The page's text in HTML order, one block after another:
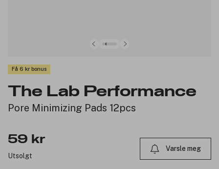
Få 6 kr bonus
The Lab Performance
Pore Minimizing Pads 12pcs
59 kr
Utsolgt
Varsle meg